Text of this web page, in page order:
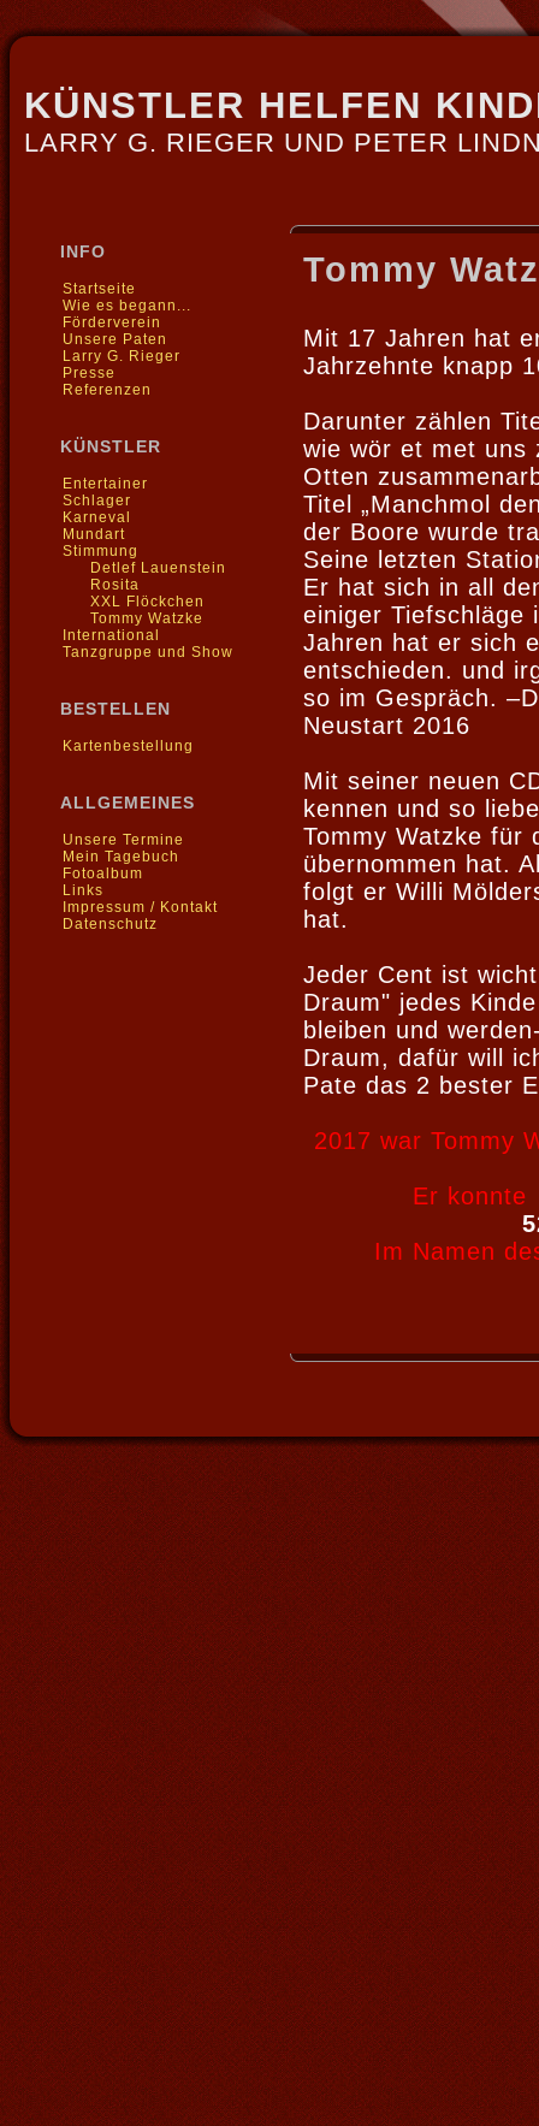
KÜNSTLER HELFEN
LARRY G. RIEGER UND PETER
INFO
Startseite
Wie es begann...
Förderverein
Unsere Paten
Larry G. Rieger
Presse
Referenzen
KÜNSTLER
Entertainer
Schlager
Karneval
Mundart
Stimmung
Detlef Lauenstein
Rosita
XXL Flöckchen
Tommy Watzke
International
Tanzgruppe und Show
BESTELLEN
Kartenbestellung
ALLGEMEINES
Unsere Termine
Mein Tagebuch
Fotoalbum
Links
Impressum / Kontakt
Datenschutz
Tommy
Mit 17 Jahren hat
Jahrzehnte knapp
Darunter zählen
wie wör et met uns
Otten
Titel „Manchmol
der Boore wurde
Seine letzten
Er hat sich in all
einiger Tiefschläge
Jahren hat er sich
entschieden. und
so im Gespräch.
Neustart 2016
Mit seiner neuen
kennen und so
Tommy Watzke für
übernommen hat.
folgt er Willi
hat.
Jeder Cent ist
Draum" jedes
bleiben und
Draum, dafür will
Pate das 2 bester
2017 war Tommy
Er konnte
Im Namen